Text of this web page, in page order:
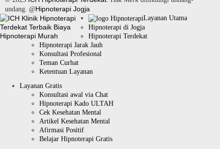
undang. @Hipnoterapi Jogja
Layanan Utama
Hipnoterapi di Jogja
Hipnoterapi Terdekat
Hipnoterapi Jarak Jauh
Konsultasi Profesional
Teman Curhat
Ketentuan Layanan
Layanan Gratis
Konsultasi awal via Chat
Hipnoterapi Kado ULTAH
Cek Kesehatan Mental
Artikel Kesehatan Mental
Afirmasi Positif
Belajar Hipnoterapi Gratis